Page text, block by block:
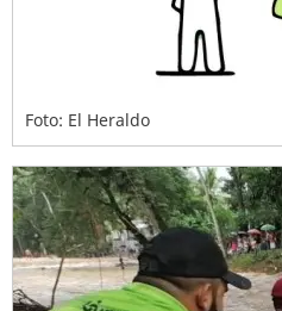
Foto: El Heraldo